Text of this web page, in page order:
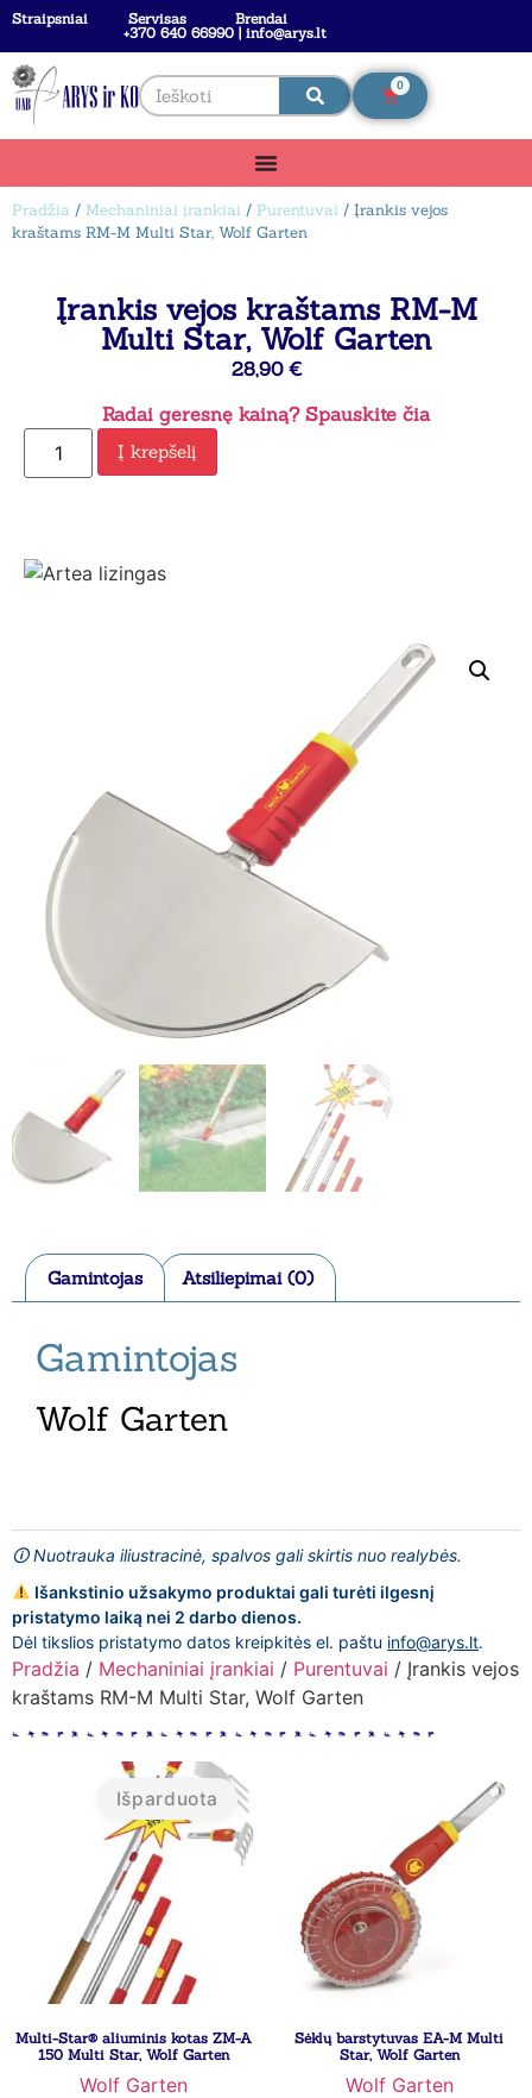
Straipsniai Servisas
Brendai
+370 640 66990 | info@arys.lt
0
Pradžia / Mechaniniai įrankiai / Purentuvai / Įrankis vejos
kraštams RM-M Multi Star, Wolf Garten
Įrankis vejos kraštams RM-M
Multi Star, Wolf Garten
28,90 €
Radai geresnę kainą? Spauskite čia
Į krepšelį
Gamintojas Atsiliepimai (0)
Gamintojas
Wolf Garten
🛈 Nuotrauka iliustracinė, spalvos gali skirtis nuo realybės.
Išankstinio užsakymo produktai gali turėti ilgesnį
pristatymo laiką nei 2 darbo dienos.
Dėl tikslios pristatymo datos kreipkitės el. paštu info@arys.lt.
Pradžia / Mechaniniai įrankiai / Purentuvai / Įrankis vejos
kraštams RM-M Multi Star, Wolf Garten
Išparduota
Multi-Star® aliuminis kotas ZM-A
150 Multi Star, Wolf Garten
Wolf Garten
Sėklų barstytuvas EA-M Multi
Star, Wolf Garten
Wolf Garten